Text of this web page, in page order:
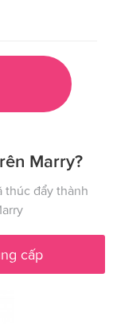
Marry?
thúc đẩy thành
cấp